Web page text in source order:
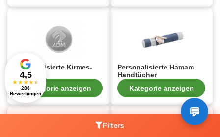
Personalisierte Kirmes-
Token
Kategorie anzeigen
Personalisierte Hamam
Handtücher
Kategorie anzeigen
Filters
4,5
★★★★★
288
Bewertungen